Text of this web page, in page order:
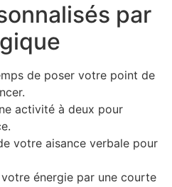
par
de poser votre point de
activité à deux pour
votre aisance verbale pour
énergie par une courte